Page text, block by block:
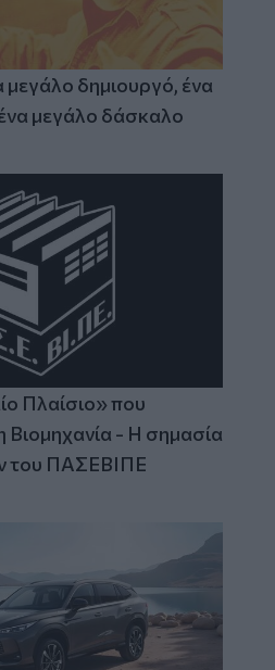
μεγάλο δημιουργό, ένα
μεγάλο δάσκαλο
Πλαίσιο» που
Βιομηχανία - Η σημασία
του ΠΑΣΕΒΙΠΕ